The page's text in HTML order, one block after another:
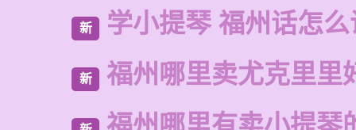
新 学小提琴 福州话怎
新 福州哪里卖尤克里里